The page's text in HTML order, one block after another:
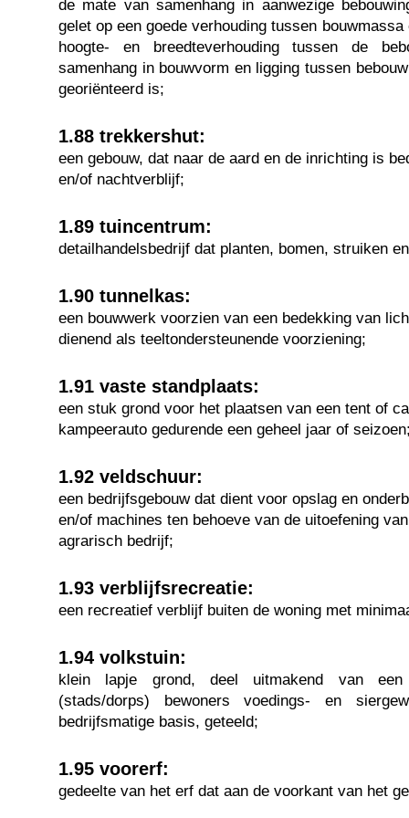
de mate van samenhang in aanwezige
gelet op een goede verhouding tussen
hoogte- en breedteverhouding tussen de
samenhang in bouwvorm en ligging tussen
georiënteerd is;
1.88 trekkershut:
een gebouw, dat naar de aard en de inrichting is
en/of nachtverblijf;
1.89 tuincentrum:
detailhandelsbedrijf dat planten, bomen, struiken
1.90 tunnelkas:
een bouwwerk voorzien van een bedekking van
dienend als teeltondersteunende voorziening;
1.91 vaste standplaats:
een stuk grond voor het plaatsen van een tent of
kampeerauto gedurende een geheel jaar of
1.92 veldschuur:
een bedrijfsgebouw dat dient voor opslag en
en/of machines ten behoeve van de uitoefening
agrarisch bedrijf;
1.93 verblijfsrecreatie:
een recreatief verblijf buiten de woning met
1.94 volkstuin:
klein lapje grond, deel uitmakend van een
(stads/dorps) bewoners voedings- en
bedrijfsmatige basis, geteeld;
1.95 voorerf:
gedeelte van het erf dat aan de voorkant van het